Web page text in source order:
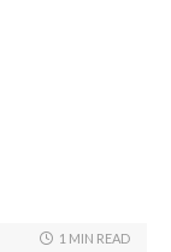
1 MIN READ